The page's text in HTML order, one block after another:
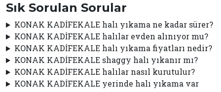
Sık Sorulan Sorular
KONAK KADİFEKALE halı yıkama ne kadar sürer?
KONAK KADİFEKALE halılar evden alınıyor mu?
KONAK KADİFEKALE halı yıkama fiyatları nedir?
KONAK KADİFEKALE shaggy halı yıkanır mı?
KONAK KADİFEKALE halılar nasıl kurutulur?
KONAK KADİFEKALE yerinde halı yıkama var